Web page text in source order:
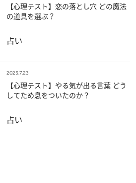
【心理テスト】恋の落とし穴 どの魔法
の道具を選ぶ？
占い
2025.7.23
【心理テスト】やる気が出る言葉 どう
してため息をついたのか？
占い